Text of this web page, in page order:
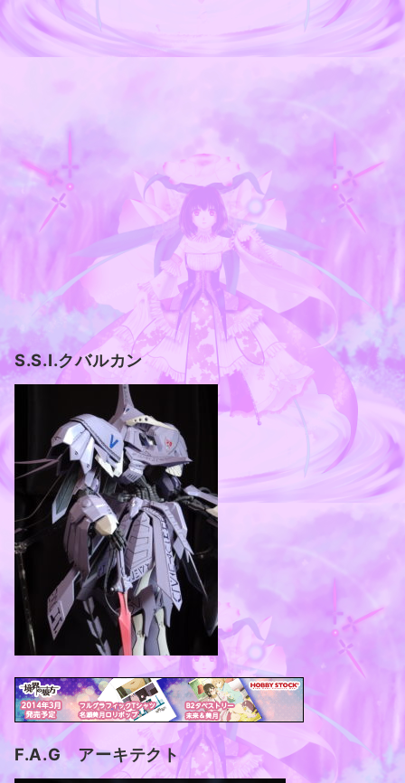
S.S.I.クバルカン
F.A.G アーキテクト